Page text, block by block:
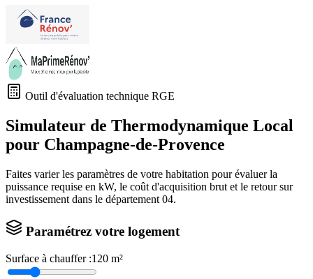
Outil d'évaluation technique RGE
Simulateur de Thermodynamique Local
pour Champagne-de-Provence
Faites varier les paramètres de votre habitation pour évaluer la
puissance requise en kW, le coût d'acquisition brut et le retour sur
investissement dans le département 04.
Paramétrez votre logement
Surface à chauffer :120 m²